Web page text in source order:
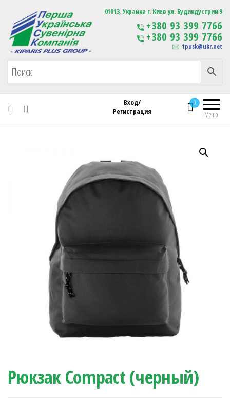
Первая Украинская Сувенирная Компания Изготовление
сувенирной продукции
с логотипом
01013, Украина г. Киев ул. Будиндустрии 9
+380 93 399 7766
+380 93 399 7766
1pusk@ukr.net
Меню
0
Вход/
Регистрация
Рюкзак Compact (черный)